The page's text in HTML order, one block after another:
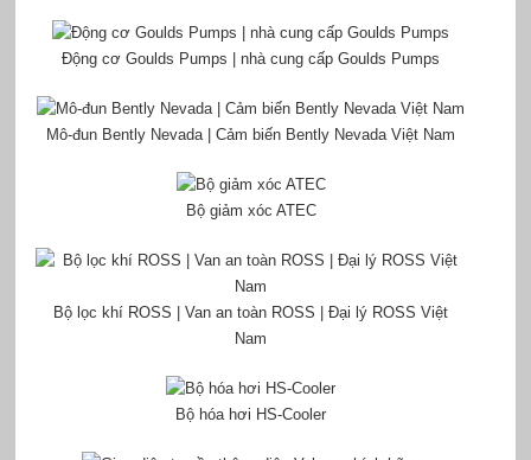
Động cơ Goulds Pumps | nhà cung cấp Goulds Pumps
Mô-đun Bently Nevada | Cảm biến Bently Nevada Việt Nam
Bộ giảm xóc ATEC
Bộ lọc khí ROSS | Van an toàn ROSS | Đại lý ROSS Việt
Nam
Bộ hóa hơi HS-Cooler